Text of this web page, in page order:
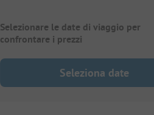
Selezionare le date di viaggio per
confrontare i prezzi
Seleziona date